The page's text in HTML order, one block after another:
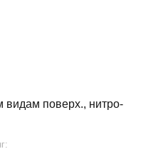
видам поверх., нитро-